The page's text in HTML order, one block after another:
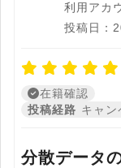
利用アカ
投稿日：
在籍確認
投稿経路 キャン
分散データ